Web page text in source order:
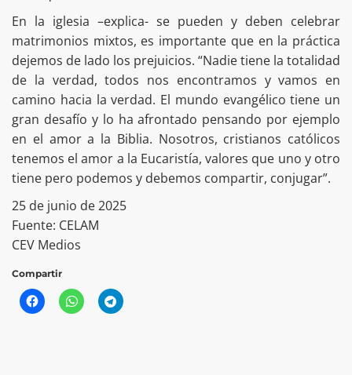
En la iglesia –explica- se pueden y deben celebrar
matrimonios mixtos, es importante que en la práctica
dejemos de lado los prejuicios. “Nadie tiene la totalidad
de la verdad, todos nos encontramos y vamos en
camino hacia la verdad. El mundo evangélico tiene un
gran desafío y lo ha afrontado pensando por ejemplo
en el amor a la Biblia. Nosotros, cristianos católicos
tenemos el amor a la Eucaristía, valores que uno y otro
tiene pero podemos y debemos compartir, conjugar”.
25 de junio de 2025
Fuente: CELAM
CEV Medios
Compartir